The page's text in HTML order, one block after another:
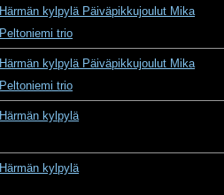
Härmän kylpylä Päiväpikkujoulut Mika
Peltoniemi trio
Härmän kylpylä Päiväpikkujoulut Mika
Peltoniemi trio
Härmän kylpylä
Härmän kylpylä